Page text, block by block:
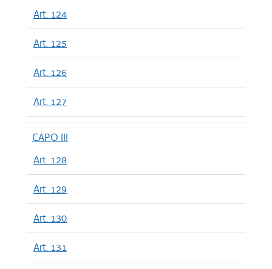
Art. 124
Art. 125
Art. 126
Art. 127
CAPO III
Art. 128
Art. 129
Art. 130
Art. 131